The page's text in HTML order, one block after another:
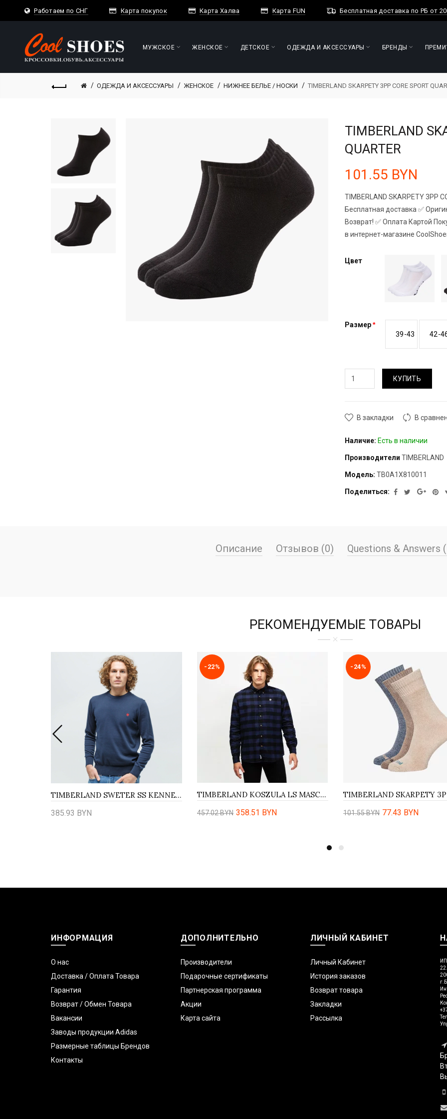
Работаем по СНГ Карта покупок Карта Халва Карта FUN Бесплатная доставка по РБ от
МУЖСКОЕ ЖЕНСКОЕ ДЕТСКОЕ ОДЕЖДА И АКСЕССУАРЫ БРЕНДЫ
ОДЕЖДА И АКСЕССУАРЫ ЖЕНСКОЕ НИЖНЕЕ БЕЛЬЕ / НОСКИ TIMBERLAND SKARPETY 3PP CORE SPORT
TIMBERLAND
QUARTER
101.55 BYN
TIMBERLAND SKARPETY 3PP
Бесплатная доставка ✅
Возврат! ✅ Оплата Картой
в интернет-магазине
Цвет
Размер
39-43
42-
КУПИТЬ
В закладки В
Наличие: Есть в наличии
Производители TIMBERLAND
Модель: TB0A1X810011
Поделиться:
Описание Отзывов (0) Questions & Answers
РЕКОМЕНДУЕМЫЕ ТОВАРЫ
TIMBERLAND SWETER SS KENNEBEC COTTON YD CREW SWEATER
385.93 BYN
-22%
TIMBERLAND KOSZULA LS MASCOMA RIVER WITH S/CELL FABRIC BUFFA
457.02 BYN 358.51 BYN
-24%
101.55 BYN 77.43 BYN
ИНФОРМАЦИЯ
О нас
Доставка / Оплата Товара
Гарантия
Возврат / Обмен Товара
Вакансии
Заводы продукции Adidas
Размерные таблицы Брендов
Контакты
ДОПОЛНИТЕЛЬНО
Производители
Подарочные сертификаты
Партнерская программа
Акции
Карта сайта
ЛИЧНЫЙ КАБИНЕТ
Личный Кабинет
История заказов
Возврат товара
Закладки
Рассылка